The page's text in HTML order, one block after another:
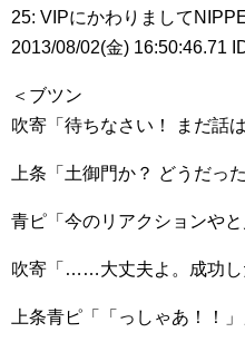
25: VIPにかわりまして
2013/08/02(金) 16:50:46.71
＜ブツン
吹寄「待ちなさい！ まだ話
上条「土御門か？ どうだっ
青ピ「今のリアクションや
吹寄「……大丈夫よ。成功し
上条青ピ「「っしゃあ！！」